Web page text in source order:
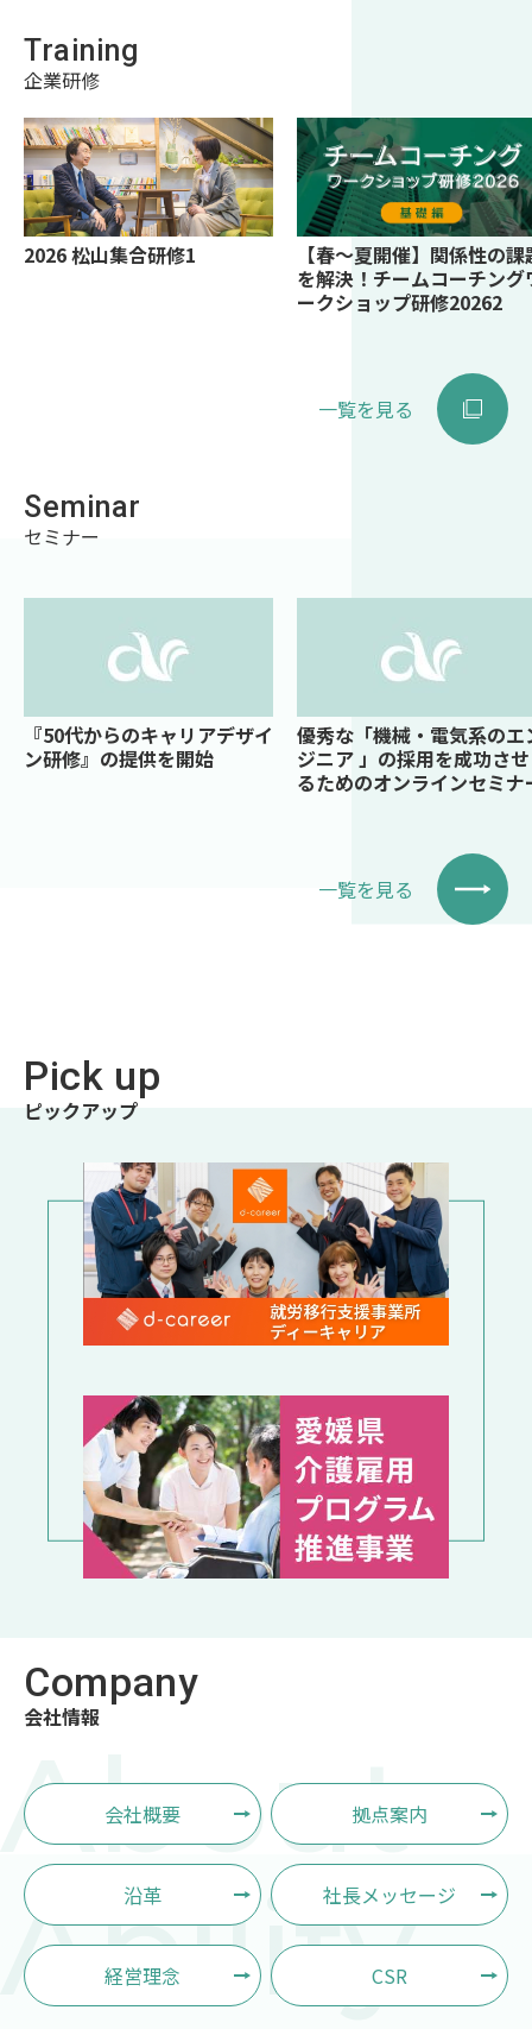
Training
企業研修
2026 松山集合研修1
【春～夏開催】関係性の課
を解決！チームコーチング
ークショップ研修20262
一覧を見る
Seminar
セミナー
『50代からのキャリアデザイ
ン研修』の提供を開始
優秀な「機械・電気系のエ
ジニア 」の採用を成功させ
るためのオンラインセミナ
一覧を見る
Pick up
ピックアップ
About
Ability
Company
会社情報
会社概要 拠点案内
沿革 社長メッセージ
経営理念 CSR